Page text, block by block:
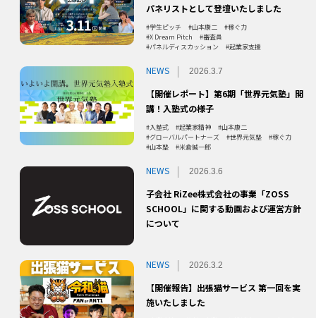
パネリストとして登壇いたしました
学生ピッチ 山本康二
稼ぐ力
X Dream Pitch
審査員
パネルディスカッション
起業家支援
NEWS 2026.3.7
【開催レポート】第6期「世界元気塾」開
講！入塾式の様子
入塾式 起業家精神
山本康二
グローバルパートナーズ
世界元気塾
稼ぐ力
山本塾
米倉誠一郎
NEWS 2026.3.6
子会社 RiZee株式会社の事業「ZOSS
SCHOOL」に関する動画および運営方針
について
NEWS 2026.3.2
【開催報告】出張猫サービス 第一回を実
施いたしました